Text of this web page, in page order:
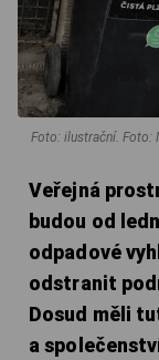
Foto: ilustrační. Foto:
Veřejná
budou od
odpadové
odstranit
Dosud měli
a